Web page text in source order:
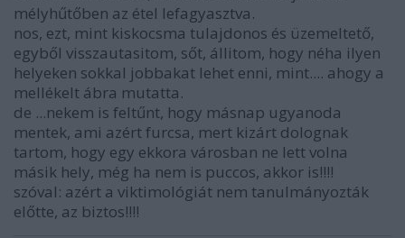
mélyhűtőben az étel lefagyasztva.
nos, ezt, mint kiskocsma tulajdonos és üzemeltető,
egyből visszautasitom, sőt, állitom, hogy néha ilyen
helyeken sokkal jobbakat lehet enni, mint.... ahogy a
mellékelt ábra mutatta.
de ...nekem is feltűnt, hogy másnap ugyanoda
mentek, ami azért furcsa, mert kizárt dolognak
tartom, hogy egy ekkora városban ne lett volna
másik hely, még ha nem is puccos, akkor is!!!!
szóval: azért a viktimológiát nem tanulmányozták
előtte, az biztos!!!!